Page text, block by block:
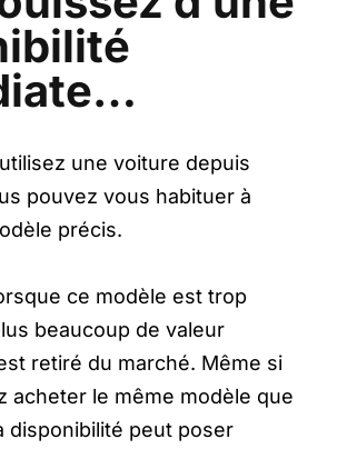
une voiture depuis
pouvez vous habituer à
précis.
ce modèle est trop
beaucoup de valeur
retiré du marché. Même si
acheter le même modèle que
disponibilité peut poser